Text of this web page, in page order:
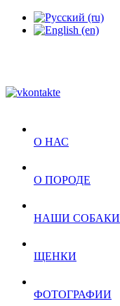
О НАС
О ПОРОДЕ
НАШИ СОБАКИ
ЩЕНКИ
ФОТОГРАФИИ